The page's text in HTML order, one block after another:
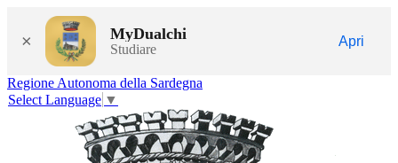
× MyDualchi
Studiare
Apri
Regione Autonoma della Sardegna
Select Language ▼